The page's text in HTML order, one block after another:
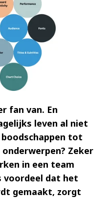
fan van. En
leven al niet
tot
Zeker
in een team
voordeel dat het
gemaakt, zorgt